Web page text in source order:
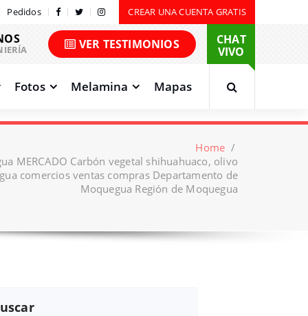
Pedidos CREAR UNA CUENTA GRATIS
VER TESTIMONIOS
CHAT
VIVO
Fotos Melamina Mapas
Home /
MERCADO Carbón vegetal shihuahuaco, olivo
comercios ventas compras Departamento de
Moquegua Región de Moquegua